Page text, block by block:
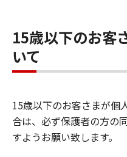
15歳以下のお客
いて
15歳以下のお客さまが個
合は、必ず保護者の方の
すようお願い致します。